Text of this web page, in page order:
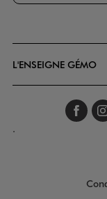
L'ENSEIGNE GÉMO
.